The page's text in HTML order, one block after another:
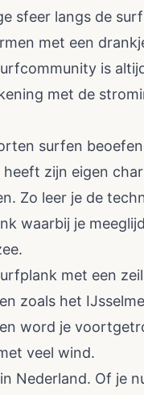
sfeer langs de
met een
is
met de
surfen
zijn eigen
Zo leer je de
waarbij je
met een
zoals het
word je
veel wind.
Nederland. Of je